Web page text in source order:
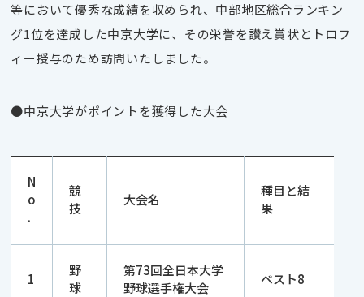
等において優秀な成績を収められ、中部地区総合ランキン
グ1位を達成した中京大学に、その栄誉を讃え賞状とトロフ
ィー授与のため訪問いたしました。
●中京大学がポイントを獲得した大会
N
o
.
競
技
大会名
種目と結
果
1
野
球
第73回全日本大学
野球選手権大会
ベスト8